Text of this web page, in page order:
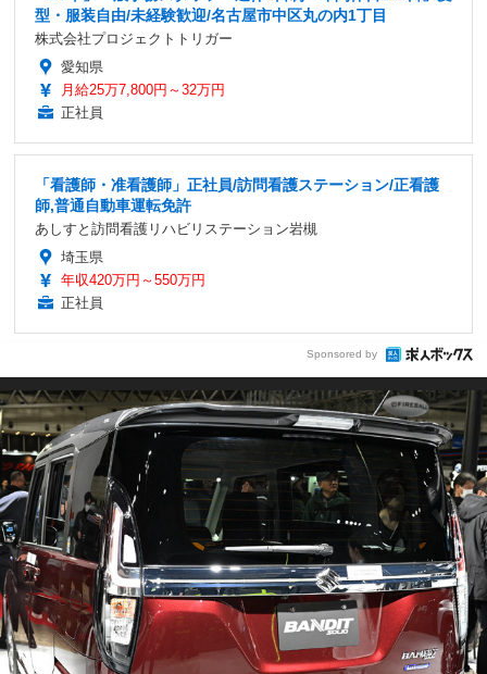
型・服装自由/未経験歓迎/名古屋市中区丸の内1丁目
株式会社プロジェクトトリガー
愛知県
月給25万7,800円～32万円
正社員
「看護師・准看護師」正社員/訪問看護ステーション/正看護
師,普通自動車運転免許
あしすと訪問看護リハビリステーション岩槻
埼玉県
年収420万円～550万円
正社員
Sponsored by